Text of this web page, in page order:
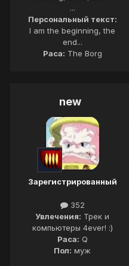
...
Персональный текст:
I am the beginning, the
end...
Раса: The Borg
new
Зарегистрированный
352
Увлечения: Трек и
компьютеры 4ever! :)
Раса: Q
Пол: муж